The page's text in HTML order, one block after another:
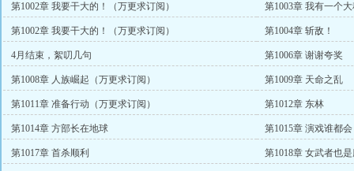
第1002章 我要干大的！（万更求订阅） 第1003章 我有一个
第1002章 我要干大的！（万更求订阅） 第1004章 斩敌！
4月结束，絮叨几句 第1006章 谢谢夸奖
第1008章 人族崛起（万更求订阅） 第1009章 天命之乱
第1011章 准备行动（万更求订阅） 第1012章 东林
第1014章 方部长在地球 第1015章 演戏谁都会
第1017章 首杀顺利 第1018章 女武者也